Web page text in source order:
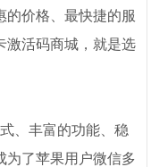
的价格、最快捷的服
激活码商城，就是选
、丰富的功能、稳
为了苹果用户微信多